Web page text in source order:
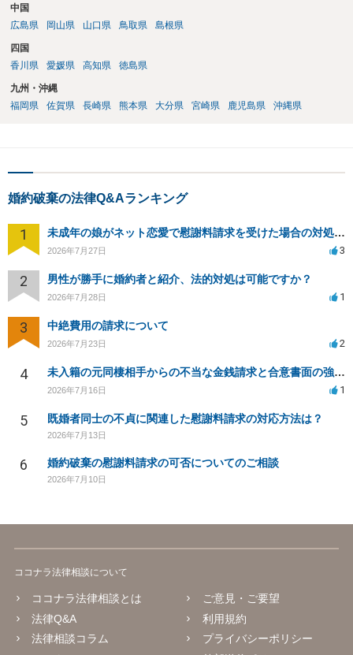
中国
広島県
岡山県 山口県 鳥取県 島根県
四国
香川県
愛媛県 高知県 徳島県
九州・沖縄
福岡県
佐賀県 長崎県 熊本県 大分県 宮崎県 鹿児島県 沖縄県
婚約破棄の法律Q&Aランキング
1 未成年の娘がネット恋愛で慰謝料請求を受けた場合の対処法は？
2026年7月27日 3
2 男性が勝手に婚約者と紹介、法的対処は可能ですか？
2026年7月28日 1
3 中絶費用の請求について
2026年7月23日 2
4 未入籍の元同棲相手からの不当な金銭請求と合意書面の強要について
2026年7月16日 1
5 既婚者同士の不貞に関連した慰謝料請求の対応方法は？
2026年7月13日
6 婚約破棄の慰謝料請求の可否についてのご相談
2026年7月10日
ココナラ法律相談について
ココナラ法律相談とは
法律Q&A
法律相談コラム
ご意見・ご要望
利用規約
プライバシーポリシー